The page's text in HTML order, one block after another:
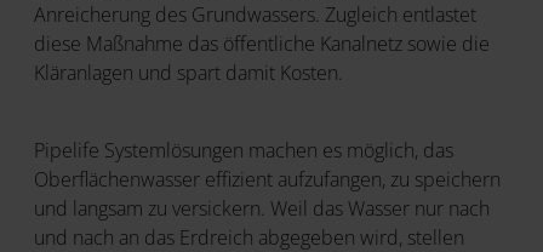
Anreicherung des Grundwassers. Zugleich entlastet
diese Maßnahme das öffentliche Kanalnetz sowie die
Kläranlagen und spart damit Kosten.
Pipelife Systemlösungen machen es möglich, das
Oberflächenwasser effizient aufzufangen, zu speichern
und langsam zu versickern. Weil das Wasser nur nach
und nach an das Erdreich abgegeben wird, stellen